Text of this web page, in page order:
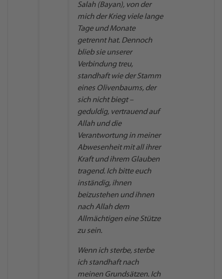
Salah (Bayan), von der
mich der Krieg viele lange
Tage und Monate
getrennt hat. Dennoch
blieb sie unserer
Verbindung treu,
standhaft wie der Stamm
eines Olivenbaums, der
sich nicht biegt –
geduldig, vertrauend auf
Allah und die
Verantwortung in meiner
Abwesenheit mit all ihrer
Kraft und ihrem Glauben
tragend. Ich bitte euch
inständig, ihnen
beizustehen und ihnen
nach Allah dem
Allmächtigen eine Stütze
zu sein.
Wenn ich sterbe, sterbe
ich standhaft nach
meinen Grundsätzen. Ich